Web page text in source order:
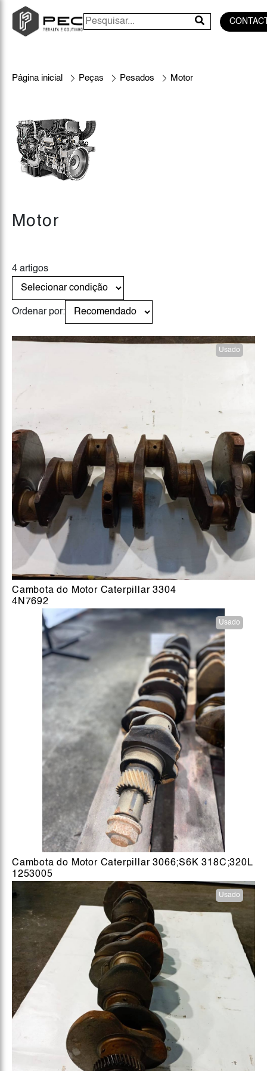
Página inicial Peças Pesados Motor
Motor
4 artigos
Ordenar por:
Usado
Cambota do Motor Caterpillar 3304
4N7692
Usado
Cambota do Motor Caterpillar 3066;S6K 318C;320L
1253005
Usado